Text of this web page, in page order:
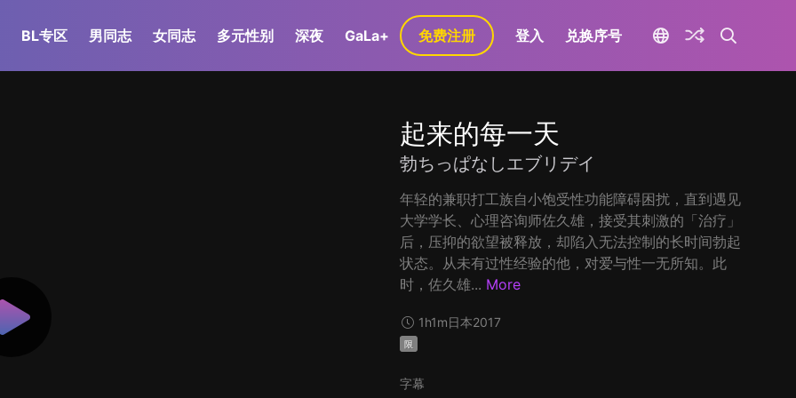
BL专区 男同志 女同志 多元性别 深夜 GaLa+ 免费注册 登入 兑换序号
起来的每一天
勃ちっぱなしエブリデイ
年轻的兼职打工族自小饱受性功能障碍困扰，直到遇见
大学学长、心理咨询师佐久雄，接受其刺激的「治疗」
后，压抑的欲望被释放，却陷入无法控制的长时间勃起
状态。从未有过性经验的他，对爱与性一无所知。此
时，佐久雄... More
1h1m日本2017
限
字幕